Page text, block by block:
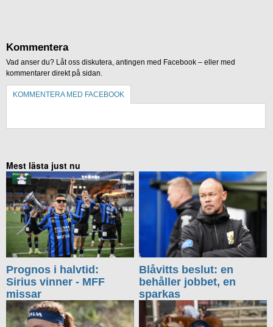
Kommentera
Vad anser du? Låt oss diskutera, antingen med Facebook – eller med
kommentarer direkt på sidan.
KOMMENTERA MED FACEBOOK
Mest lästa just nu
Prognos i halvtid:
Sirius vinner - MFF
missar
Blåvitts beslut: en
behåller jobbet, en
sparkas